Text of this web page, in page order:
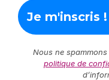
Nous ne
politique de